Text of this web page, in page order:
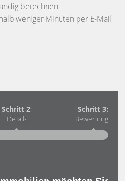
berechnen
weniger Minuten per E-Mail
Schritt 2:
Details
Schritt 3:
Bewertung